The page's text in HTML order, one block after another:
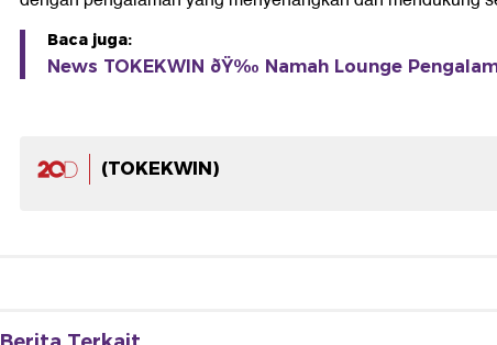
Baca juga:
News TOKEKWIN ðŸ‰ Namah Lounge
(TOKEKWIN)